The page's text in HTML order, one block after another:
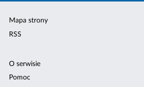
Mapa strony
RSS
O serwisie
Pomoc